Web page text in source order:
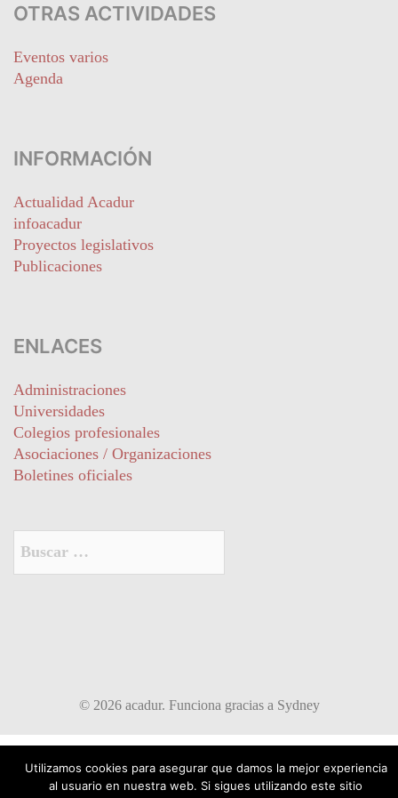
OTRAS ACTIVIDADES
Eventos varios
Agenda
INFORMACIÓN
Actualidad Acadur
infoacadur
Proyectos legislativos
Publicaciones
ENLACES
Administraciones
Universidades
Colegios profesionales
Asociaciones / Organizaciones
Boletines oficiales
© 2026 acadur. Funciona gracias a Sydney
Utilizamos cookies para asegurar que damos la mejor experiencia
al usuario en nuestra web. Si sigues utilizando este sitio